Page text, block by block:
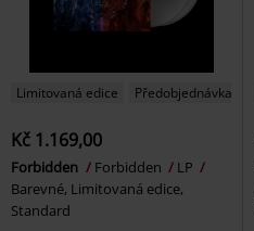
Limitovaná edice Předobjednávka
Kč 1.169,00
Forbidden Forbidden
LP
Barevné, Limitovaná edice,
Standard